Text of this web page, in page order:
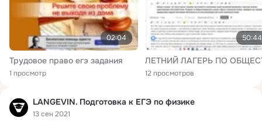
02:04
Трудовое право егэ задания
1 просмотр
50:44
12 просмотров
LANGEVIN. Подготовка к ЕГЭ по физике
13 сен 2021